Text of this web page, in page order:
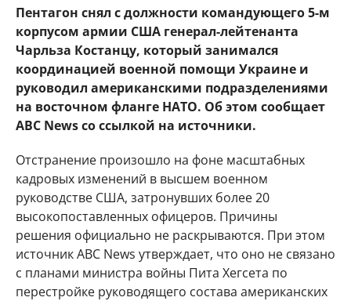
Пентагон снял с должности командующего 5-м
корпусом армии США генерал-лейтенанта
Чарльза Костанцу, который занимался
координацией военной помощи Украине и
руководил американскими подразделениями
на восточном фланге НАТО. Об этом сообщает
ABC News со ссылкой на источники.
Отстранение произошло на фоне масштабных
кадровых изменений в высшем военном
руководстве США, затронувших более 20
высокопоставленных офицеров. Причины
решения официально не раскрываются. При этом
источник ABC News утверждает, что оно не связано
с планами министра войны Пита Хегсета по
перестройке руководящего состава американских